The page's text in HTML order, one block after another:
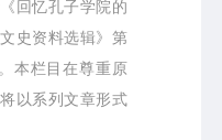
回忆孔子学院的
史资料选辑》第
本栏目在尊重原
以系列文章形式